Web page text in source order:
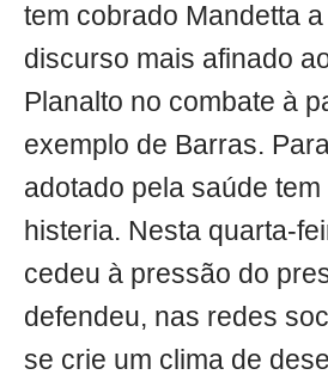
tem cobrado Mandetta
discurso mais afinado
Planalto no combate à
exemplo de Barras.
adotado pela saúde tem
histeria. Nesta quarta-
cedeu à pressão do
defendeu, nas redes
se crie um clima de